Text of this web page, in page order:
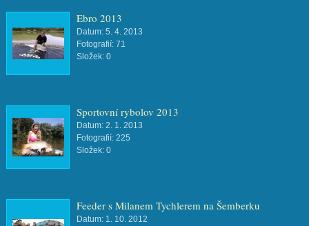
Ebro 2013
Datum: 5. 4. 2013
Fotografií: 71
Složek: 0
Sportovní rybolov 2013
Datum: 2. 1. 2013
Fotografií: 225
Složek: 0
Feeder s Milanem Tychlerem na Šemberku
Datum: 1. 10. 2012